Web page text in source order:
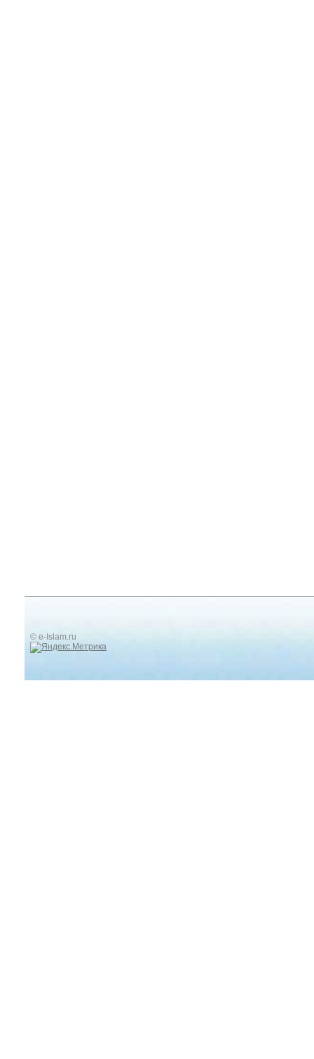
© e-Islam.ru